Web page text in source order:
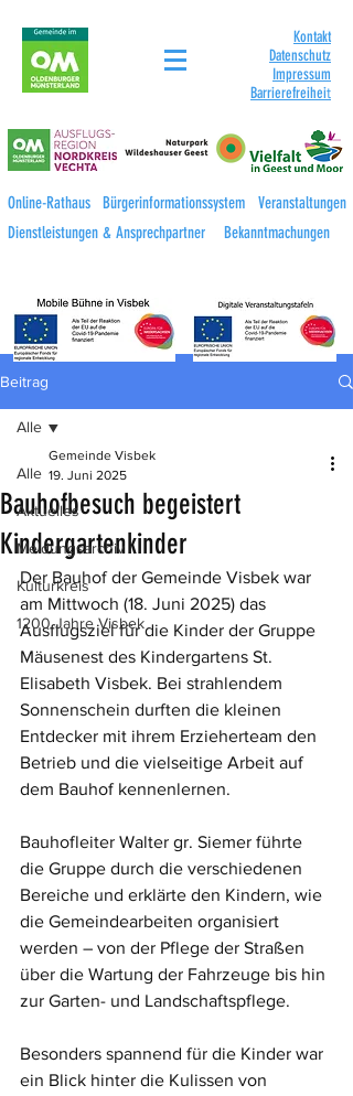
Kontakt
Datenschutz
Impressum
Barrierefreiheit
Online-Rathaus Bürgerinformationssystem
Veranstaltungen
Dienstleistungen & Ansprechpartner
Bekanntmachungen
Beitrag
Alle
Aktuelles
Meldungsarchiv
Kulturkreis
1200 Jahre Visbek
Alle
Bauhofbesuch begeistert
Kindergartenkinder
Gemeinde Visbek
19. Juni 2025
Der Bauhof der Gemeinde Visbek war
am Mittwoch (18. Juni 2025) das
Ausflugsziel für die Kinder der Gruppe
Mäusenest des Kindergartens St.
Elisabeth Visbek. Bei strahlendem
Sonnenschein durften die kleinen
Entdecker mit ihrem Erzieherteam den
Betrieb und die vielseitige Arbeit auf
dem Bauhof kennenlernen.
Bauhofleiter Walter gr. Siemer führte
die Gruppe durch die verschiedenen
Bereiche und erklärte den Kindern, wie
die Gemeindearbeiten organisiert
werden – von der Pflege der Straßen
über die Wartung der Fahrzeuge bis hin
zur Garten- und Landschaftspflege.
Besonders spannend für die Kinder war
ein Blick hinter die Kulissen von